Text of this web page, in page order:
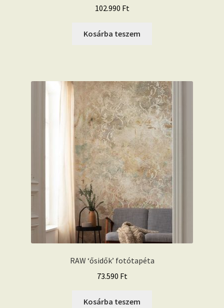
102.990 Ft
Kosárba teszem
RAW ‘ősidők’ fotótapéta
73.590 Ft
Kosárba teszem